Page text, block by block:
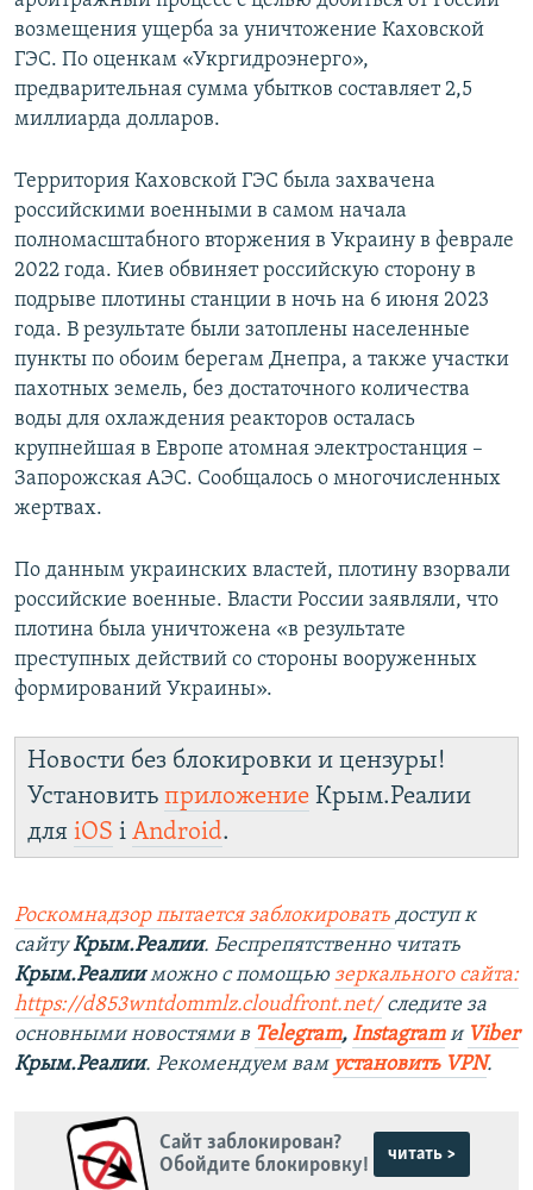
возмещения ущерба за уничтожение Каховской
ГЭС. По оценкам «Укргидроэнерго»,
предварительная сумма убытков составляет 2,5
миллиарда долларов.
Территория Каховской ГЭС была захвачена
российскими военными в самом начала
полномасштабного вторжения в Украину в феврале
2022 года. Киев обвиняет российскую сторону в
подрыве плотины станции в ночь на 6 июня 2023
года. В результате были затоплены населенные
пункты по обоим берегам Днепра, а также участки
пахотных земель, без достаточного количества
воды для охлаждения реакторов осталась
крупнейшая в Европе атомная электростанция –
Запорожская АЭС. Сообщалось о многочисленных
жертвах.
По данным украинских властей, плотину взорвали
российские военные. Власти России заявляли, что
плотина была уничтожена «в результате
преступных действий со стороны вооруженных
формирований Украины».
Новости без блокировки и цензуры!
Установить приложение Крым.Реалии
для iOS і Android.
Роскомнадзор пытается заблокировать доступ к
сайтуКрым.Реалии. Беспрепятственно читать
Крым.Реалииможно с помощью зеркального сайта:
https://d853wntdommlz.cloudfront.net/следите за
основными новостями в Telegram, Instagramи Viber
Крым.Реалии. Рекомендуем вам установить VPN.
Сайт заблокирован?
Обойдите блокировку!
читать >